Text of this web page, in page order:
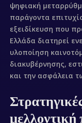
Inicio
Sobre
Galería
ψηφιακή
παράγοντα
εξειδίκευση που
Ελλάδα διατηρεί
υλοποίηση
διακυβέρνησης,
και την ασφάλεια
μελλοντική